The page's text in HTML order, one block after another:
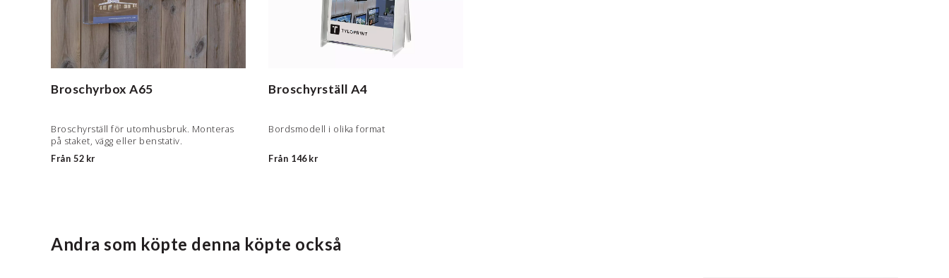
Broschyrbox A65
Broschyrställ för utomhusbruk. Monteras
på staket, vägg eller benstativ.
Från 52 kr
Broschyrställ A4
Bordsmodell i olika format
Från 146 kr
Andra som köpte denna köpte också